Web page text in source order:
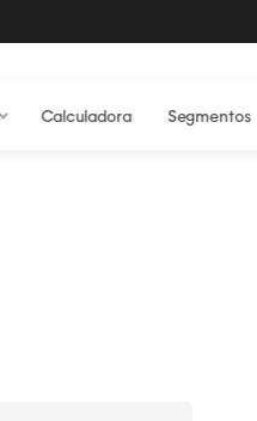
Calculadora Segmentos